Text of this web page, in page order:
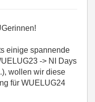
einige spannende
-> NI Days
wollen wir diese
für WUELUG24